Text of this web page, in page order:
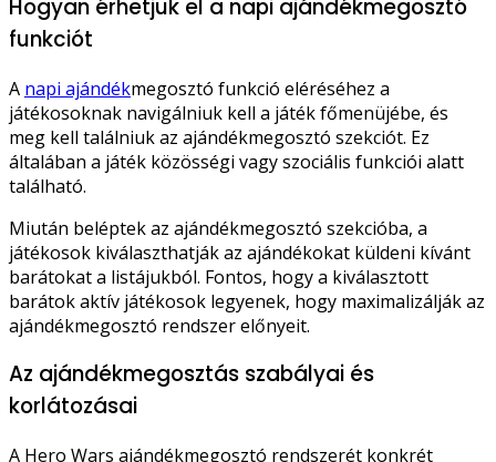
Hogyan érhetjük el a napi ajándékmegosztó
funkciót
A napi ajándékmegosztó funkció eléréséhez a
játékosoknak navigálniuk kell a játék főmenüjébe, és
meg kell találniuk az ajándékmegosztó szekciót. Ez
általában a játék közösségi vagy szociális funkciói alatt
található.
Miután beléptek az ajándékmegosztó szekcióba, a
játékosok kiválaszthatják az ajándékokat küldeni kívánt
barátokat a listájukból. Fontos, hogy a kiválasztott
barátok aktív játékosok legyenek, hogy maximalizálják az
ajándékmegosztó rendszer előnyeit.
Az ajándékmegosztás szabályai és
korlátozásai
A Hero Wars ajándékmegosztó rendszerét konkrét